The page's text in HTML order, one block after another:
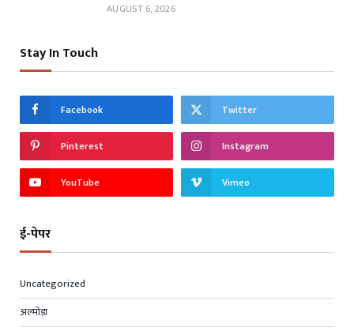
AUGUST 6, 2026
Stay In Touch
Facebook Twitter
Pinterest Instagram
YouTube Vimeo
ई-पेपर
Uncategorized
अल्मोड़ा